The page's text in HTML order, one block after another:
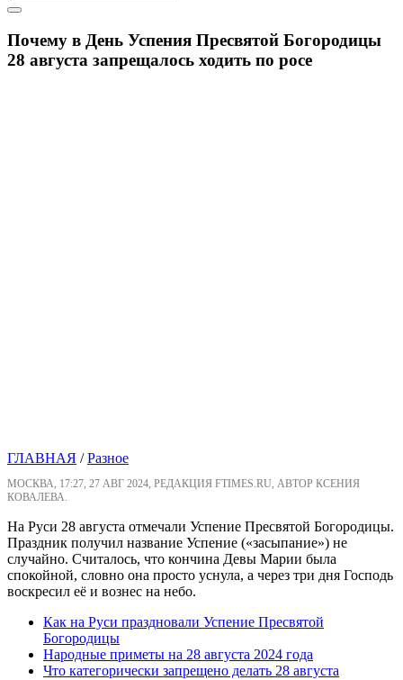
Почему в День Успения Пресвятой Богородицы
28 августа запрещалось ходить по росе
ГЛАВНАЯ /Разное
МОСКВА, 17:27, 27 АВГ 2024, РЕДАКЦИЯ FTIMES.RU, АВТОР КСЕНИЯ
КОВАЛЕВА.
На Руси 28 августа отмечали Успение Пресвятой Богородицы.
Праздник получил название Успение («засыпание») не
случайно. Считалось, что кончина Девы Марии была
спокойной, словно она просто уснула, а через три дня Господь
воскресил её и вознес на небо.
Как на Руси праздновали Успение Пресвятой
Богородицы
Народные приметы на 28 августа 2024 года
Что категорически запрещено делать 28 августа